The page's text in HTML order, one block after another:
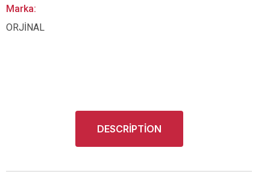
Marka:
ORJİNAL
DESCRIPTION